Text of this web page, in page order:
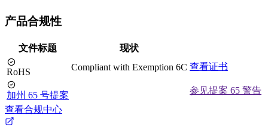
产品合规性
文件标题 现状
RoHS Compliant with Exemption 6C 查看证书
加州 65 号提案
参见提案 65 警告
查看合规中心